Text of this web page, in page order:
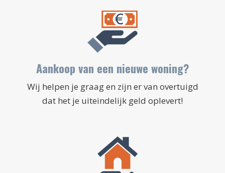
Aankoop van een nieuwe woning?
Wij helpen je graag en zijn er van overtuigd
dat het je uiteindelijk geld oplevert!